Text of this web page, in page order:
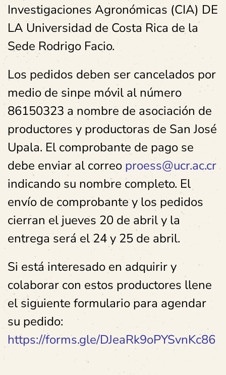
Investigaciones Agronómicas (CIA) DE
LA Universidad de Costa Rica de la
Sede Rodrigo Facio.
Los pedidos deben ser cancelados por
medio de sinpe móvil al número
86150323 a nombre de asociación de
productores y productoras de San José
Upala. El comprobante de pago se
debe enviar al correo proess@ucr.ac.cr
indicando su nombre completo. El
envío de comprobante y los pedidos
cierran el jueves 20 de abril y la
entrega será el 24 y 25 de abril.
Si está interesado en adquirir y
colaborar con estos productores llene
el siguiente formulario para agendar
su pedido:
https://forms.gle/DJeaRk9oPYSvnKc86